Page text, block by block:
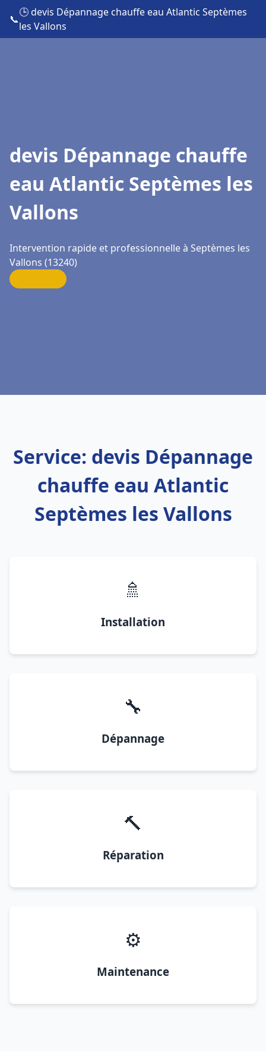
📞
🕒 devis Dépannage chauffe eau Atlantic Septèmes
les Vallons
devis Dépannage chauffe
eau Atlantic Septèmes les
Vallons
Intervention rapide et professionnelle à Septèmes les
Vallons (13240)
Service: devis Dépannage
chauffe eau Atlantic
Septèmes les Vallons
🚿
Installation
🔧
Dépannage
🔨
Réparation
⚙️
Maintenance